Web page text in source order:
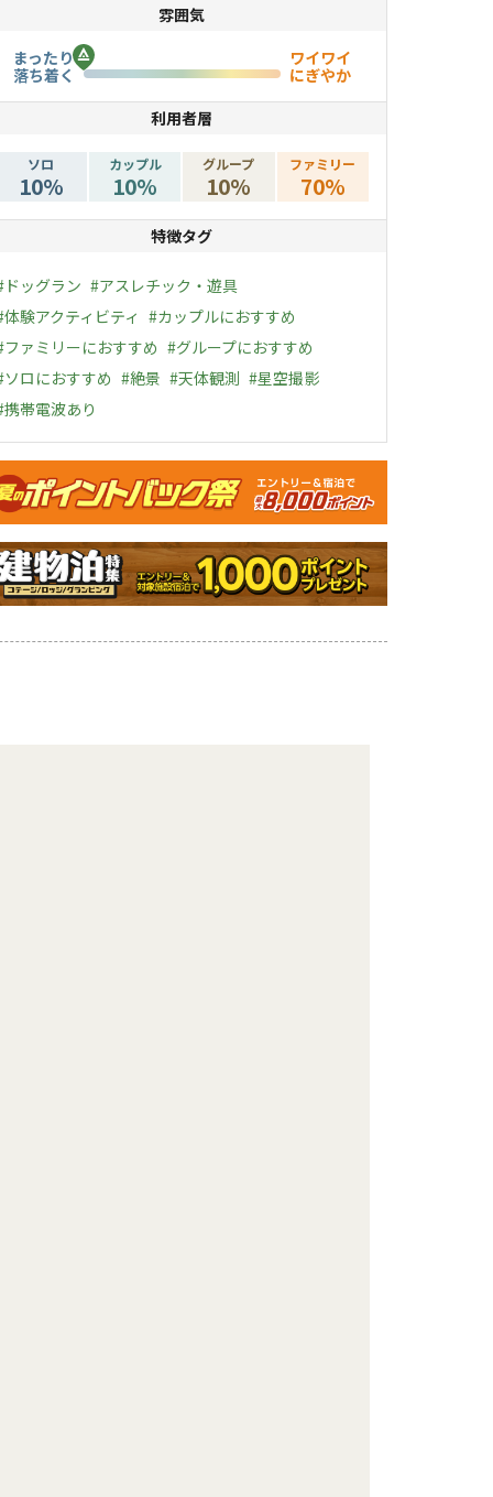
雰囲気
まったり
落ち着く
ワイワイ
にぎやか
利用者層
ソロ
10%
カップル
10%
グループ
10%
ファミリー
70%
特徴タグ
ドッグラン #アスレチック・遊具
体験アクティビティ #カップルにおすすめ
ファミリーにおすすめ #グループにおすすめ
ソロにおすすめ #絶景 #天体観測 #星空撮影
携帯電波あり
ペーン